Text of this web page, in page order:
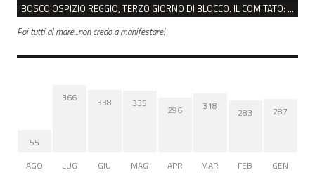
BOSCO OSPIZIO REGGIO, TERZO GIORNO DI BLOCCO. IL COMITATO: “PRESIDIO FINO A VENERDÌ”
Poi tutti al mare...non credo a manifestare!
55
AGO
366
LUG
338
GIU
335
MAG
296
APR
318
MAR
283
FEB
287
GEN